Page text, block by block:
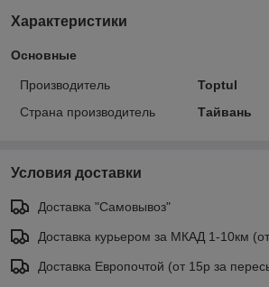
Характеристики
Основные
Производитель
Toptul
Страна производитель
Тайвань
Условия доставки
Доставка "Самовывоз"
Доставка курьером за МКАД 1-10км
Доставка Европочтой (от 15р за